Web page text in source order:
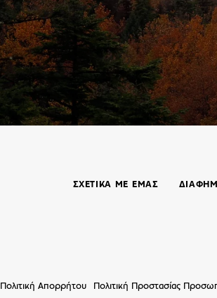
ΣΧΕΤΙΚΑ ΜΕ ΕΜΑΣ
Πολιτική Απορρήτου Πολιτική Προστασίας